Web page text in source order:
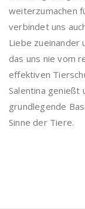
weiterzumachen
verbindet uns
Liebe zueinander
das uns nie vom
effektiven
Salentina genießt
grundlegende
Sinne der Tiere.